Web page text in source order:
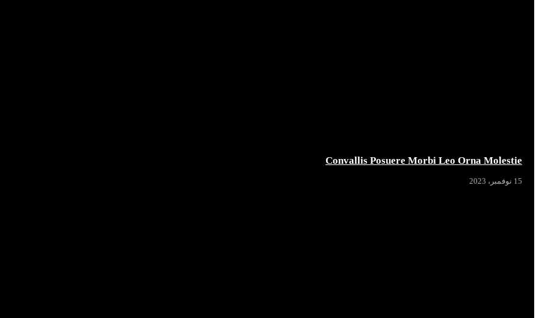
Convallis Posuere Morbi Leo Orna Molestie
15 نوفمبر، 2023